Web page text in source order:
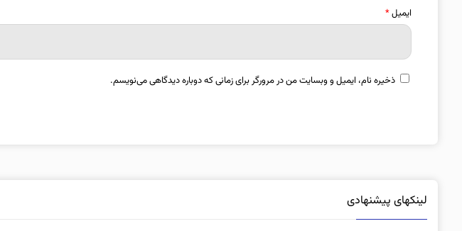
ایمیل*
ذخیره نام، ایمیل و وبسایت من در مرورگر برای زمانی که دوباره دیدگاهی می‌نویسم.
لینکهای پیشنهادی